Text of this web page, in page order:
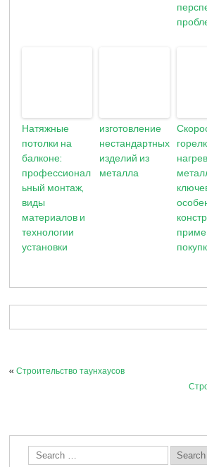
Натяжные
потолки на
балконе:
профессионал
ьный монтаж,
виды
материалов и
технологии
установки
изготовление
нестандартных
изделий из
металла
«Строительство таунхаусов